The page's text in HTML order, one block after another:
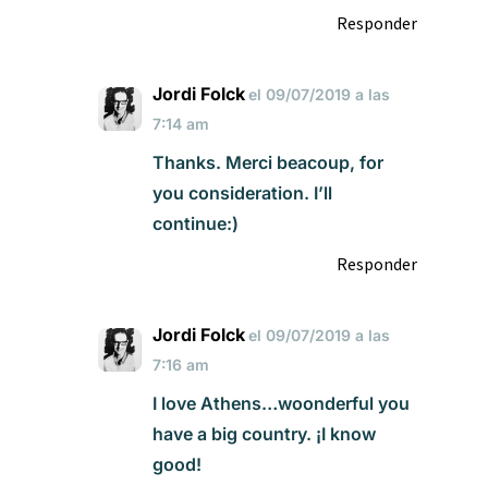
Responder
Jordi Folckel 09/07/2019 a las
7:14 am
Thanks. Merci beacoup, for
you consideration. I’ll
continue:)
Responder
Jordi Folckel 09/07/2019 a las
7:16 am
I love Athens…woonderful you
have a big country. ¡I know
good!